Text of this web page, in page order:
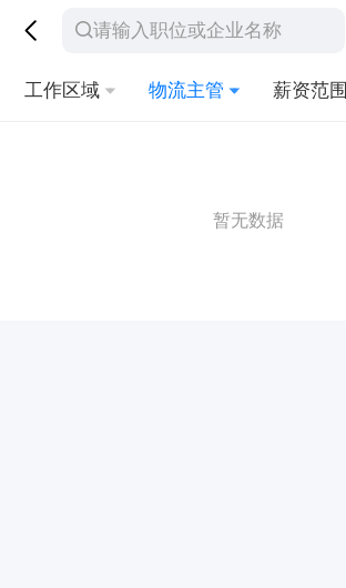
工作区域 物流主管 薪资范围
暂无数据